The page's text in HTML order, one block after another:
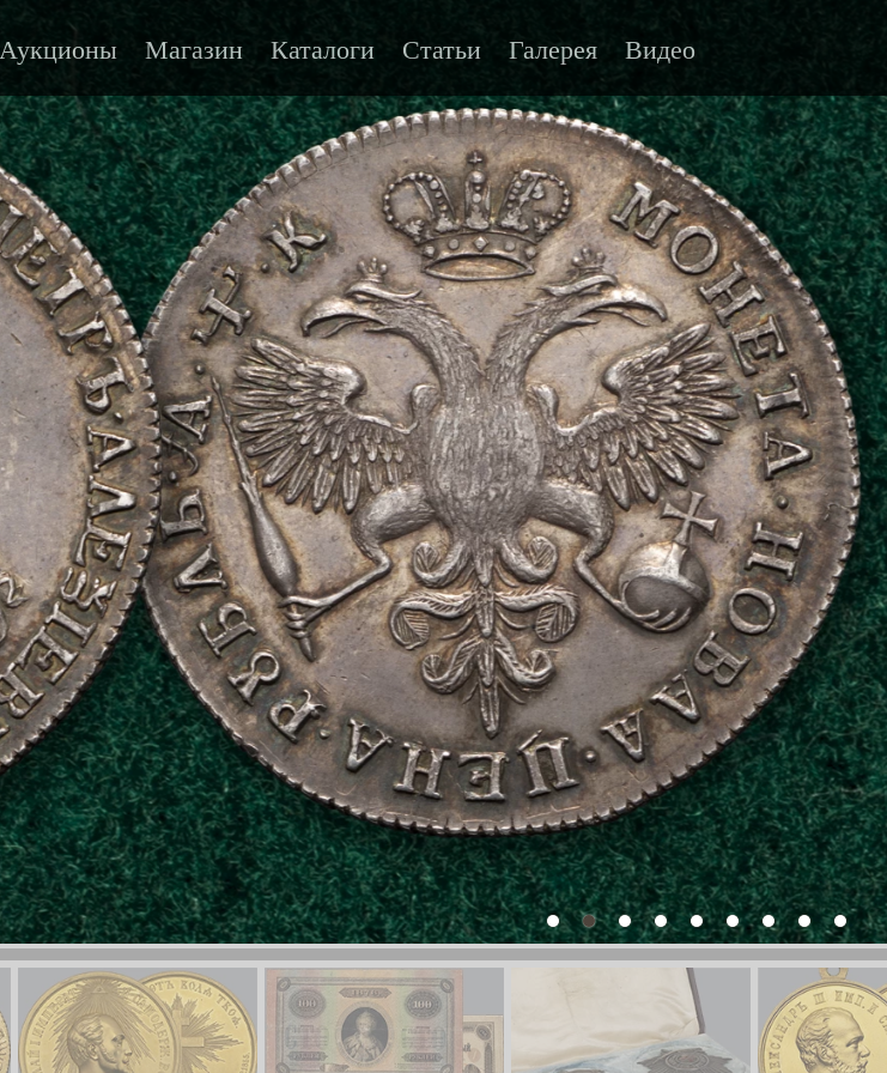
Аукционы Магазин Каталоги Статьи Галерея Видео